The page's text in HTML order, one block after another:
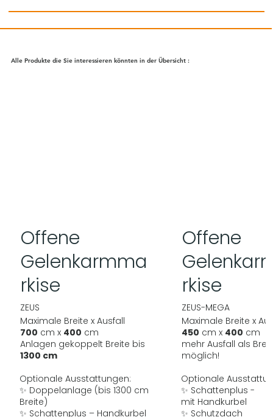
Alle Produkte die Sie interessieren könnten in der Übersicht :
Offene
Gelenkarmma
rkise
ZEUS
Maximale Breite x Ausfall
700 cm x 400 cm
Anlagen gekoppelt Breite bis
1300 cm
Optionale Ausstattungen:
✨ Doppelanlage (bis 1300 cm
Breite)
✨ Schattenplus – Handkurbel
Offene
rkise
ZEUS-MEGA
Maximale Breite x
450 cm x 400 cm
mehr Ausfall als
möglich!
Optionale
✨ Schattenplus -
mit Handkurbel
✨ Schutzdach